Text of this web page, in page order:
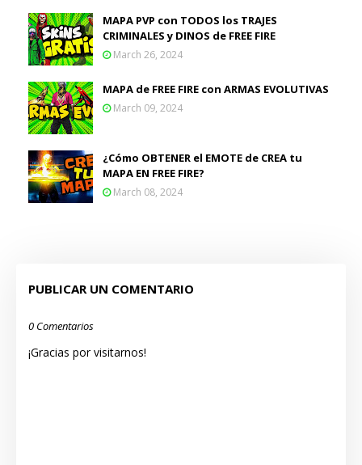
MAPA PVP con TODOS los TRAJES
CRIMINALES y DINOS de FREE FIRE
March 26, 2024
MAPA de FREE FIRE con ARMAS EVOLUTIVAS
March 09, 2024
¿Cómo OBTENER el EMOTE de CREA tu
MAPA EN FREE FIRE?
March 08, 2024
PUBLICAR UN COMENTARIO
0 Comentarios
¡Gracias por visitarnos!